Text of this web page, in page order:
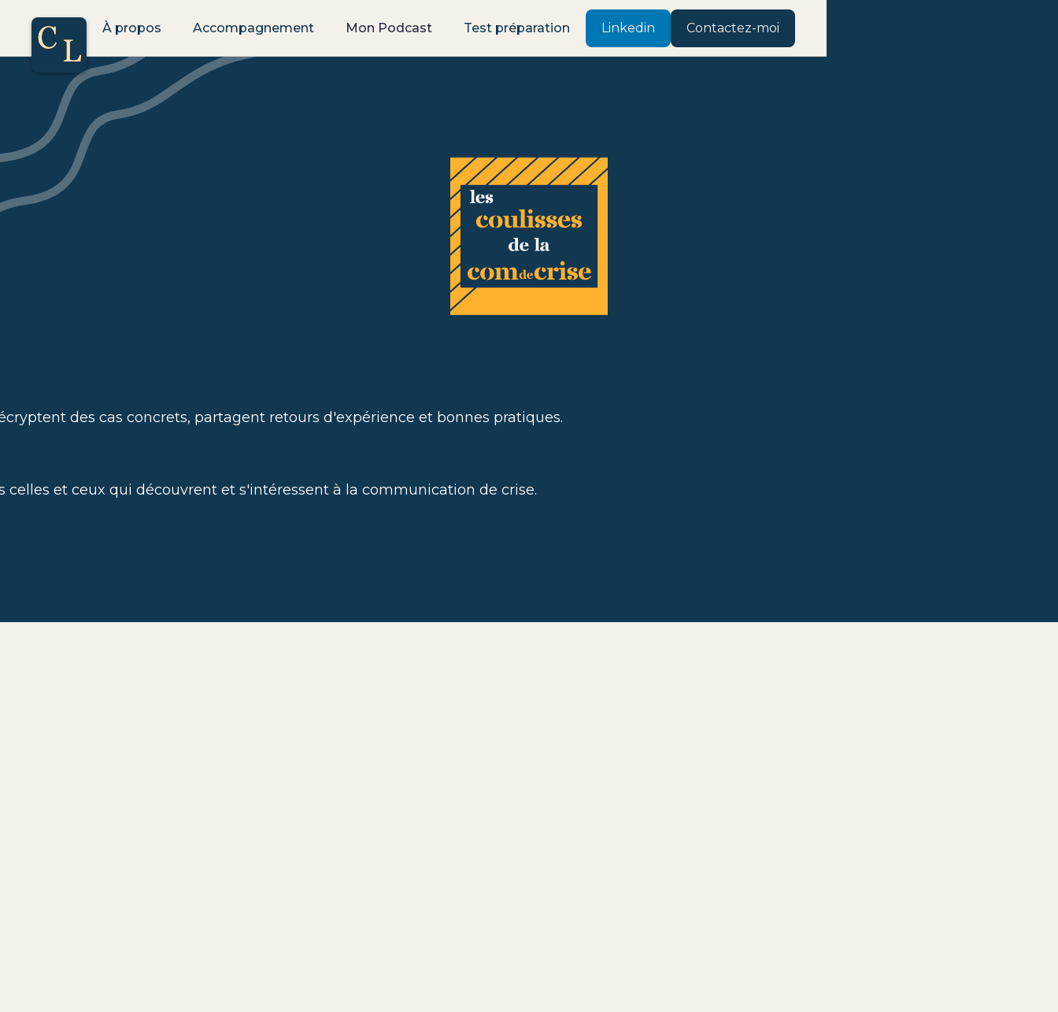
À propos Accompagnement Mon Podcast Test préparation Linkedin Contactez-moi
des cas concrets, partagent retours d'expérience et bonnes pratiques.
et ceux qui découvrent et s'intéressent à la communication de crise.